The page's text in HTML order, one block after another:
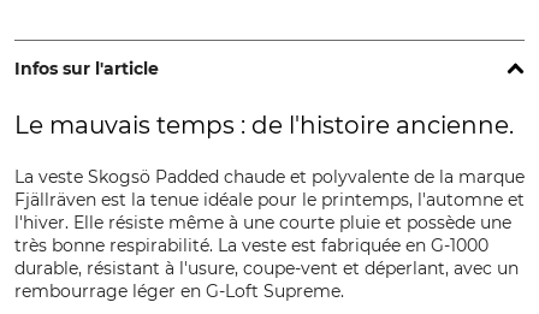
Infos sur l'article
Le mauvais temps : de l'histoire ancienne.
La veste Skogsö Padded chaude et polyvalente de la marque
Fjällräven est la tenue idéale pour le printemps, l'automne et
l'hiver. Elle résiste même à une courte pluie et possède une
très bonne respirabilité. La veste est fabriquée en G-1000
durable, résistant à l'usure, coupe-vent et déperlant, avec un
rembourrage léger en G-Loft Supreme.